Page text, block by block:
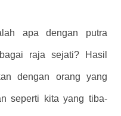
apa dengan putra
raja sejati? Hasil
dengan orang yang
seperti kita yang tiba-